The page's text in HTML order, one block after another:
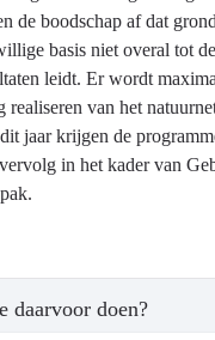
de boodschap af dat
basis niet overal tot
leidt. Er wordt
realiseren van het
jaar krijgen de
in het kader van
daarvoor doen?